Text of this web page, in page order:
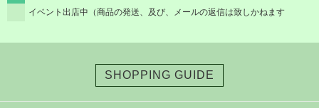
イベント出店中（商品の発送、及び、メールの返信は致しかねます
SHOPPING GUIDE